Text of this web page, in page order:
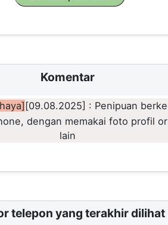
Komentar
[09.08.2025] : Penipuan
dengan memakai foto profil
lain
telepon yang terakhir dilihat